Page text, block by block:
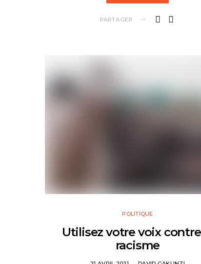
PARTAGER
POLITIQUE
Utilisez votre voix
racisme